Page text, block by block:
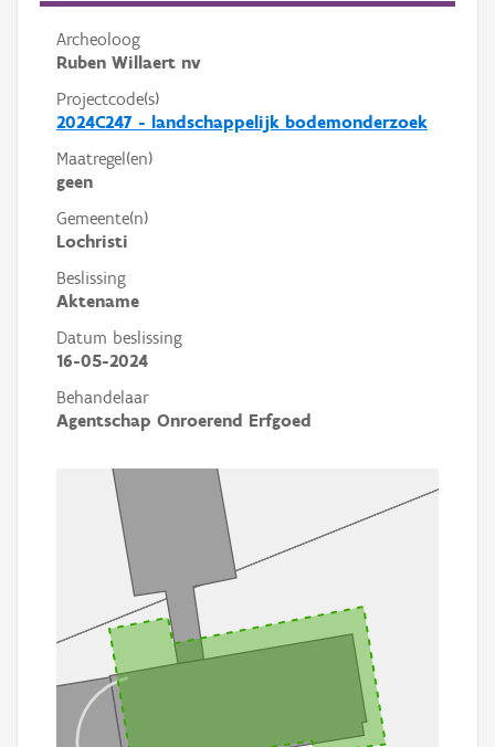
Archeoloog
Ruben Willaert nv
Projectcode(s)
2024C247 - landschappelijk bodemonderzoek
Maatregel(en)
geen
Gemeente(n)
Lochristi
Beslissing
Aktename
Datum beslissing
16-05-2024
Behandelaar
Agentschap Onroerend Erfgoed